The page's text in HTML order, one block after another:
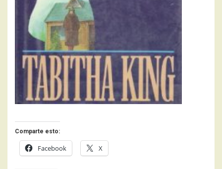
Comparte esto:
Facebook X